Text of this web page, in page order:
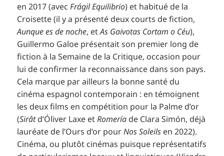
en 2017 (avecFrágil Equilibrio) et habitué de la
Croisette (il y a présenté deux courts de fiction,
Aunque es de noche, etAs Gaivotas Cortam o Céu),
Guillermo Galoe présentait son premier long de
fiction à la Semaine de la Critique, occasion pour
lui de confirmer la reconnaissance dans son pays.
Cela marque par ailleurs la bonne santé du
cinéma espagnol contemporain : en témoignent
les deux films en compétition pour la Palme d’or
(Sirâtd’Óliver Laxe etRomería de Clara Simón, déjà
lauréate de l’Ours d’or pourNos Soleils en 2022).
Cinéma, ou plutôt cinémas puisque représentatifs